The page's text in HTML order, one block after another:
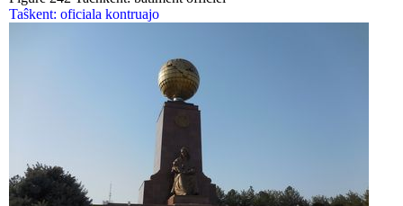
Taŝkent: oficiala kontruajo